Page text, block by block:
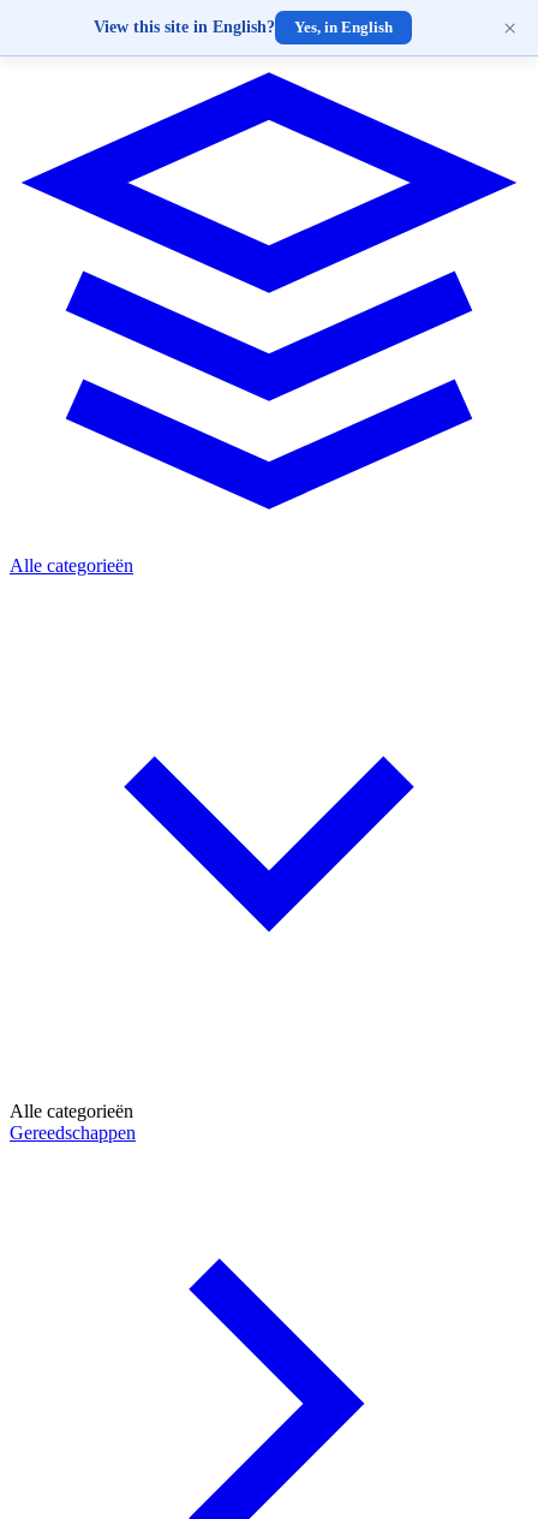
Alle categorieën
Alle categorieën
Gereedschappen
View this site in English? Yes, in English ×